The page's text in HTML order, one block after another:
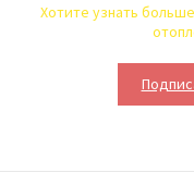
Хотите узнать